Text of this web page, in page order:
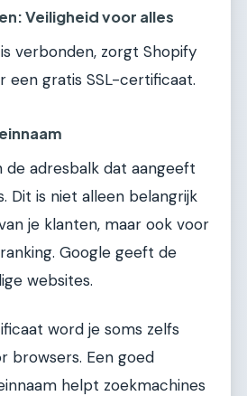
Veiligheid voor alles
verbonden, zorgt Shopify
een gratis SSL-certificaat.
de adresbalk dat aangeeft
Dit is niet alleen belangrijk
je klanten, maar ook voor
Google geeft de
websites.
word je soms zelfs
browsers. Een goed
helpt zoekmachines